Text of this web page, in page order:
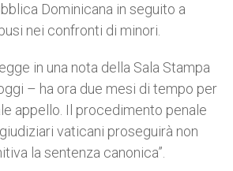
Dominicana in seguito a
nei confronti di minori.
in una nota della Sala Stampa
– ha ora due mesi di tempo per
appello. Il procedimento penale
vaticani proseguirà non
la sentenza canonica”.